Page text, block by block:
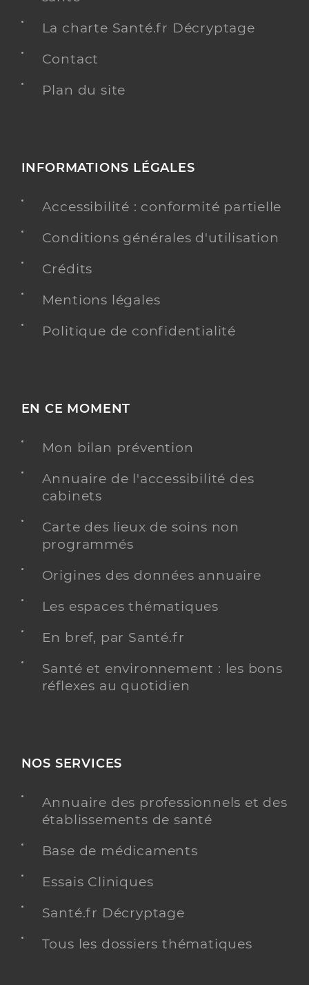
La charte Santé.fr Décryptage
Contact
Plan du site
INFORMATIONS LÉGALES
Accessibilité : conformité partielle
Conditions générales d'utilisation
Crédits
Mentions légales
Politique de confidentialité
EN CE MOMENT
Mon bilan prévention
Annuaire de l'accessibilité des
cabinets
Carte des lieux de soins non
programmés
Origines des données annuaire
Les espaces thématiques
En bref, par Santé.fr
Santé et environnement : les bons
réflexes au quotidien
NOS SERVICES
Annuaire des professionnels et des
établissements de santé
Base de médicaments
Essais Cliniques
Santé.fr Décryptage
Tous les dossiers thématiques